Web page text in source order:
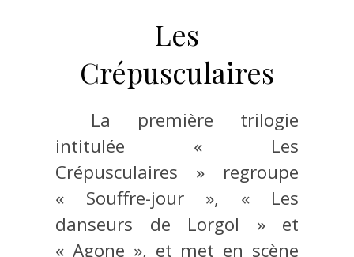
Les
Crépusculaires
La première trilogie
intitulée « Les
Crépusculaires » regroupe
« Souffre-jour », « Les
danseurs de Lorgol » et
« Agone », et met en scène